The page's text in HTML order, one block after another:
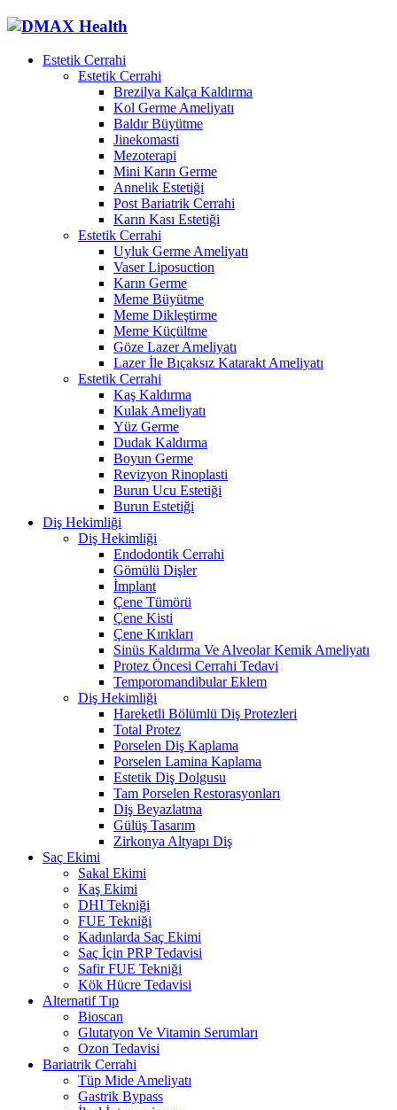
Estetik Cerrahi
Estetik Cerrahi
Brezilya Kalça Kaldırma
Kol Germe Ameliyatı
Baldır Büyütme
Jinekomasti
Mezoterapi
Mini Karın Germe
Annelik Estetiği
Post Bariatrik Cerrahi
Karın Kası Estetiği
Estetik Cerrahi
Uyluk Germe Ameliyatı
Vaser Liposuction
Karın Germe
Meme Büyütme
Meme Dikleştirme
Meme Küçültme
Göze Lazer Ameliyatı
Lazer İle Bıçaksız Katarakt Ameliyatı
Estetik Cerrahi
Kaş Kaldırma
Kulak Ameliyatı
Yüz Germe
Dudak Kaldırma
Boyun Germe
Revizyon Rinoplasti
Burun Ucu Estetiği
Burun Estetiği
Diş Hekimliği
Diş Hekimliği
Endodontik Cerrahi
Gömülü Dişler
İmplant
Çene Tümörü
Çene Kisti
Çene Kırıkları
Sinüs Kaldırma Ve Alveolar Kemik Ameliyatı
Protez Öncesi Cerrahi Tedavi
Temporomandibular Eklem
Diş Hekimliği
Hareketli Bölümlü Diş Protezleri
Total Protez
Porselen Diş Kaplama
Porselen Lamina Kaplama
Estetik Diş Dolgusu
Tam Porselen Restorasyonları
Diş Beyazlatma
Gülüş Tasarım
Zirkonya Altyapı Diş
Saç Ekimi
Sakal Ekimi
Kaş Ekimi
DHI Tekniği
FUE Tekniği
Kadınlarda Saç Ekimi
Saç İçin PRP Tedavisi
Safir FUE Tekniği
Kök Hücre Tedavisi
Alternatif Tıp
Bioscan
Glutatyon Ve Vitamin Serumları
Ozon Tedavisi
Bariatrik Cerrahi
Tüp Mide Ameliyatı
Gastrik Bypass